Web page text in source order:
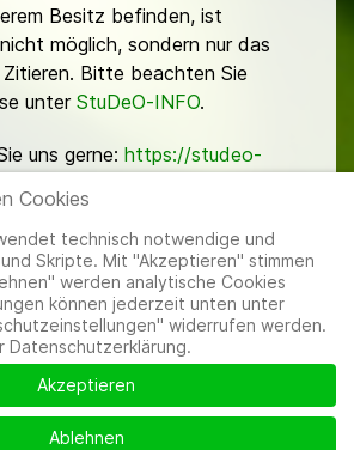
Besitz befinden, ist
möglich, sondern nur das
Zitieren. Bitte beachten Sie
unter StuDeO-INFO.
uns gerne: https://studeo-
|Datenschutzerklärung|Cookie-
Datenschutzeinstellungen
Cookies
technisch notwendige und
Skripte. Mit "Akzeptieren" stimmen
werden analytische Cookies
können jederzeit unten unter
widerrufen werden.
Datenschutzerklärung.
Akzeptieren
Ablehnen